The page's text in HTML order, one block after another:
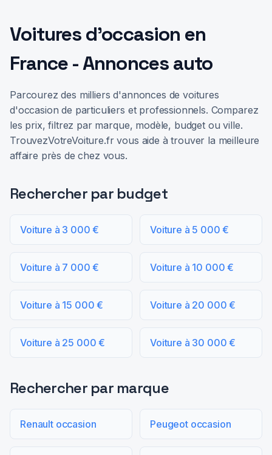
Voitures d'occasion en
France - Annonces auto
Parcourez des milliers d'annonces de voitures
d'occasion de particuliers et professionnels. Comparez
les prix, filtrez par marque, modèle, budget ou ville.
TrouvezVotreVoiture.fr vous aide à trouver la meilleure
affaire près de chez vous.
Rechercher par budget
Voiture à 3 000 € Voiture à 5 000 €
Voiture à 7 000 € Voiture à 10 000 €
Voiture à 15 000 € Voiture à 20 000 €
Voiture à 25 000 € Voiture à 30 000 €
Rechercher par marque
Renault occasion Peugeot occasion